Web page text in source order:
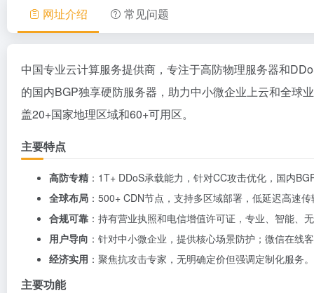
网址介绍 常见问题
中国专业云计算服务提供商，专注于高防物理服务器和
的国内BGP独享硬防服务器，助力中小微企业上云和全球
盖20+国家地理区域和60+可用区。
主要特点
高防专精 ：1T+ DDoS承载能力，针对CC攻击优化，国内
全球布局 ：500+ CDN节点，支持多区域部署，低延迟高速
合规可靠 ：持有营业执照和电信增值许可证，专业、智能、
用户导向 ：针对中小微企业，提供核心场景防护；微信在线
经济实用 ：聚焦抗攻击专家，无明确定价但强调定制化服务。
主要功能